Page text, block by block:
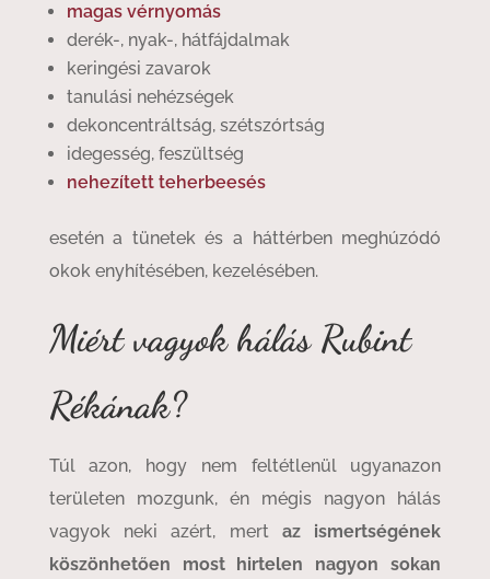
magas vérnyomás
derék-, nyak-, hátfájdalmak
keringési zavarok
tanulási nehézségek
dekoncentráltság, szétszórtság
idegesség, feszültség
nehezített teherbeesés
esetén a tünetek és a háttérben meghúzódó
okok enyhítésében, kezelésében.
Miért vagyok hálás Rubint
Rékának?
Túl azon, hogy nem feltétlenül ugyanazon
területen mozgunk, én mégis nagyon hálás
vagyok neki azért, mert az ismertségének
köszönhetően most hirtelen nagyon sokan